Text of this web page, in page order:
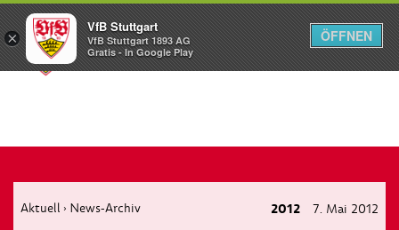
Menü
Aktuell › News-Archiv 2012 7. Mai 2012
×
VfB Stuttgart
VfB Stuttgart 1893 AG
Gratis - In Google Play
ÖFFNEN